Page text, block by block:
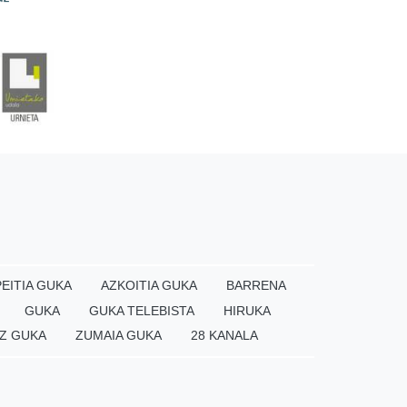
GUKA AZKOITIA GUKA
BARRENA
GUKA GUKA TELEBISTA
HIRUKA
GUKA ZUMAIA GUKA 28 KANALA